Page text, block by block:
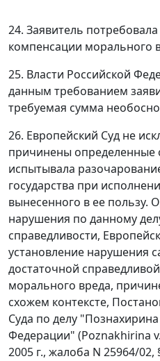
24. Заявитель
компенсации морального
25. Власти Российской
данным требованием
требуемая сумма
26. Европейский Суд не
причинены определенные
испытывала
государства при
вынесенного в ее пользу.
нарушения по данному
справедливости,
установление нарушения
достаточной
морального вреда,
схожем контексте,
Суда по делу
Федерации" (Poznakhirina
2005 г., жалоба N 25964/02,